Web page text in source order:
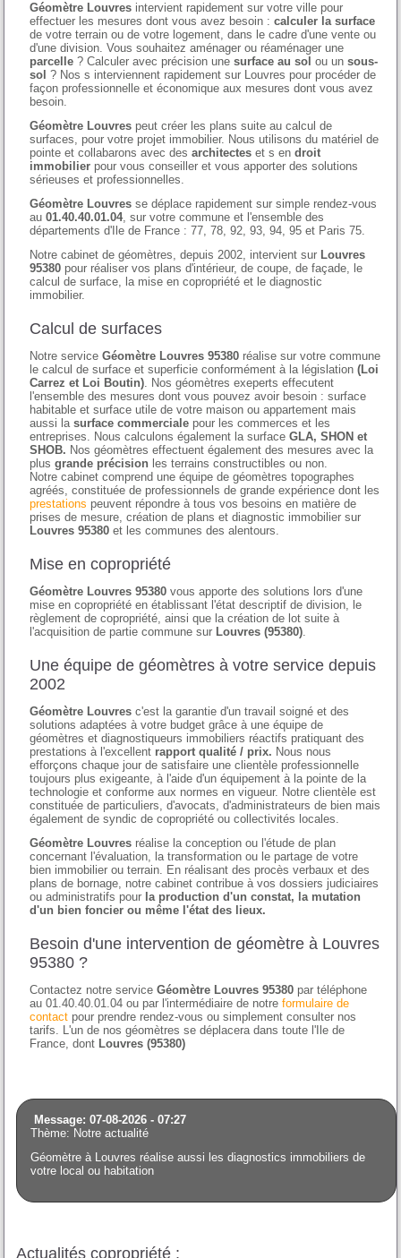
Géomètre Louvres intervient rapidement sur votre ville pour
effectuer les mesures dont vous avez besoin :calculer la surface
de votre terrain ou de votre logement, dans le cadre d'une vente ou
d'une division. Vous souhaitez aménager ou réaménager une
parcelle ? Calculer avec précision unesurface au sol ou unsous-
sol ? Nos s interviennent rapidement sur Louvres pour procéder de
façon professionnelle et économique aux mesures dont vous avez
besoin.
Géomètre Louvres peut créer les plans suite au calcul de
surfaces, pour votre projet immobilier. Nous utilisons du matériel de
pointe et collabarons avec desarchitectes et s endroit
immobilier pour vous conseiller et vous apporter des solutions
sérieuses et professionnelles.
Géomètre Louvres se déplace rapidement sur simple rendez-vous
au01.40.40.01.04, sur votre commune et l'ensemble des
départements d'Ile de France : 77, 78, 92, 93, 94, 95 et Paris 75.
Notre cabinet de géomètres, depuis 2002, intervient sur Louvres
95380 pour réaliser vos plans d'intérieur, de coupe, de façade, le
calcul de surface, la mise en copropriété et le diagnostic
immobilier.
Calcul de surfaces
Notre serviceGéomètre Louvres 95380 réalise sur votre commune
le calcul de surface et superficie conformément à la législation(Loi
Carrez et Loi Boutin). Nos géomètres exeperts effecutent
l'ensemble des mesures dont vous pouvez avoir besoin : surface
habitable et surface utile de votre maison ou appartement mais
aussi lasurface commerciale pour les commerces et les
entreprises. Nous calculons également la surfaceGLA, SHON et
SHOB. Nos géomètres effectuent également des mesures avec la
plusgrande précision les terrains constructibles ou non.
Notre cabinet comprend une équipe de géomètres topographes
agréés, constituée de professionnels de grande expérience dont les
prestations peuvent répondre à tous vos besoins en matière de
prises de mesure, création de plans et diagnostic immobilier sur
Louvres 95380 et les communes des alentours.
Mise en copropriété
Géomètre Louvres 95380 vous apporte des solutions lors d'une
mise en copropriété en établissant l'état descriptif de division, le
règlement de copropriété, ainsi que la création de lot suite à
l'acquisition de partie commune sur Louvres (95380).
Une équipe de géomètres à votre service depuis
2002
Géomètre Louvres c'est la garantie d'un travail soigné et des
solutions adaptées à votre budget grâce à une équipe de
géomètres et diagnostiqueurs immobiliers réactifs pratiquant des
prestations à l'excellent rapport qualité / prix. Nous nous
efforçons chaque jour de satisfaire une clientèle professionnelle
toujours plus exigeante, à l'aide d'un équipement à la pointe de la
technologie et conforme aux normes en vigueur. Notre clientèle est
constituée de particuliers, d'avocats, d'administrateurs de bien mais
également de syndic de copropriété ou collectivités locales.
Géomètre Louvres réalise la conception ou l'étude de plan
concernant l'évaluation, la transformation ou le partage de votre
bien immobilier ou terrain. En réalisant des procès verbaux et des
plans de bornage, notre cabinet contribue à vos dossiers judiciaires
ou administratifs pour la production d'un constat, la mutation
d'un bien foncier ou même l'état des lieux.
Besoin d'une intervention de géomètre à Louvres
95380 ?
Contactez notre serviceGéomètre Louvres 95380 par téléphone
au 01.40.40.01.04 ou par l'intermédiaire de notreformulaire de
contact pour prendre rendez-vous ou simplement consulter nos
tarifs. L'un de nos géomètres se déplacera dans toute l'Ile de
France, dont Louvres (95380)
Message: 07-08-2026 - 07:27
Thème: Notre actualité
Géomètre à Louvres réalise aussi les diagnostics immobiliers de
votre local ou habitation
Actualités copropriété :